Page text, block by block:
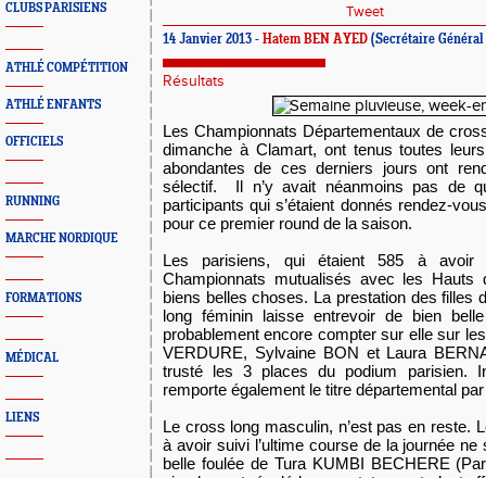
CLUBS PARISIENS
ATHLÉ COMPÉTITION
ATHLÉ ENFANTS
OFFICIELS
RUNNING
MARCHE NORDIQUE
FORMATIONS
MÉDICAL
LIENS
Tweet
14 Janvier 2013 - Hatem BEN AYED (Secrétaire
Résultats
Les Championnats Départementaux de
dimanche à Clamart, ont tenus toutes
abondantes de ces derniers jours ont
sélectif. Il n’y avait néanmoins pas de
participants qui s’étaient donnés rendez-
pour ce premier round de la saison.
Les parisiens, qui étaient 585 à
Championnats mutualisés avec les Hauts
biens belles choses. La prestation des filles
long féminin laisse entrevoir de bien
probablement encore compter sur elle sur
VERDURE, Sylvaine BON et Laura
trusté les 3 places du podium parisien.
remporte également le titre départemental
Le cross long masculin, n’est pas en reste.
à avoir suivi l’ultime course de la journée ne
belle foulée de Tura KUMBI BECHERE